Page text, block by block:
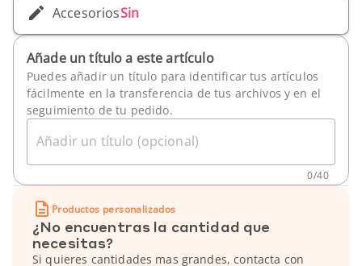
AccesoriosSin
Añade un título a este artículo
Puedes añadir un título para identificar tus artículos
fácilmente en la transferencia de tus archivos y en el
seguimiento de tu pedido.
Añadir un título (opcional)
0/40
Productos personalizados
¿No encuentras la cantidad que
necesitas?
Si quieres cantidades mas grandes, contacta con